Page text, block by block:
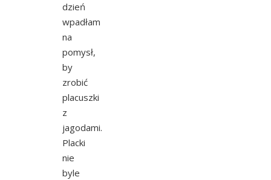
dzień
wpadłam
na
pomysł,
by
zrobić
placuszki
z
jagodami.
Placki
nie
byle